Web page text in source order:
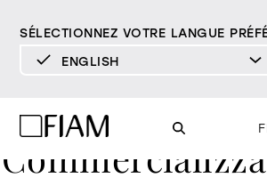
SÉLECTIONNEZ VOTRE LANGUE
ENGLISH
ENGLISH